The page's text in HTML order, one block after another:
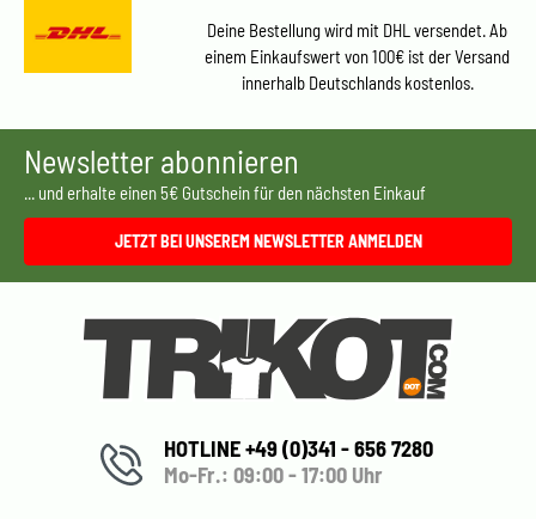
Deine Bestellung wird mit DHL versendet. Ab
einem Einkaufswert von 100€ ist der Versand
innerhalb Deutschlands kostenlos.
Newsletter abonnieren
... und erhalte einen 5€ Gutschein für den nächsten Einkauf
JETZT BEI UNSEREM NEWSLETTER ANMELDEN
HOTLINE +49 (0)341 - 656 7280
Mo-Fr.: 09:00 - 17:00 Uhr